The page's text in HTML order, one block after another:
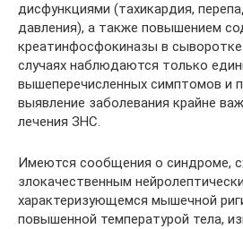
дисфункциями (тахикардия,
давления), а также повышением
креатинфосфокиназы в
случаях наблюдаются только
вышеперечисленных симптомов и
выявление заболевания крайне
лечения ЗНС.
Имеются сообщения о синдроме,
злокачественным
характеризующемся мышечной
повышенной температурой тела,